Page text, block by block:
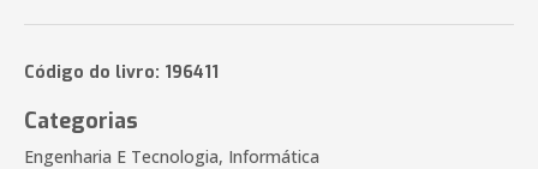
Código do livro: 196411
Categorias
Engenharia E Tecnologia, Informática